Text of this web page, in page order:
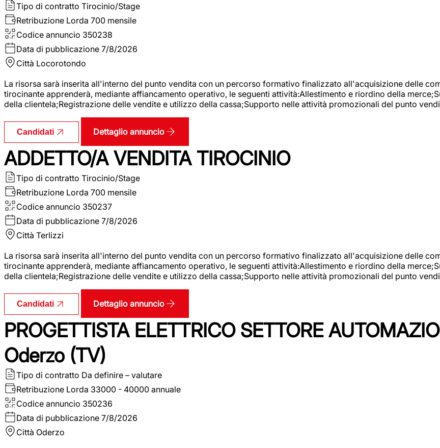
Tipo di contratto Tirocinio/Stage
Retribuzione Lorda 700 mensile
Codice annuncio 350238
Data di pubblicazione 7/8/2026
Città Locorotondo
La risorsa sarà inserita all'interno del punto vendita con un percorso formativo finalizzato all'acquisizione delle
tirocinante apprenderà, mediante affiancamento operativo, le seguenti attività:Allestimento e riordino della
della clientela;Registrazione delle vendite e utilizzo della cassa;Supporto nelle attività promozionali del punto
Candidati Dettaglio annuncio
ADDETTO/A VENDITA TIROCINIO
Tipo di contratto Tirocinio/Stage
Retribuzione Lorda 700 mensile
Codice annuncio 350237
Data di pubblicazione 7/8/2026
Città Terlizzi
La risorsa sarà inserita all'interno del punto vendita con un percorso formativo finalizzato all'acquisizione delle
tirocinante apprenderà, mediante affiancamento operativo, le seguenti attività:Allestimento e riordino della
della clientela;Registrazione delle vendite e utilizzo della cassa;Supporto nelle attività promozionali del punto
Candidati Dettaglio annuncio
PROGETTISTA ELETTRICO SETTORE
Oderzo (TV)
Tipo di contratto Da definire – valutare
Retribuzione Lorda 33000 - 40000 annuale
Codice annuncio 350236
Data di pubblicazione 7/8/2026
Città Oderzo